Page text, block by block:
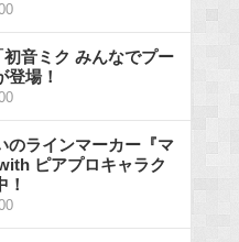
音ミク みんなでプー
登場！
のラインマーカー『マ
ピアプロキャラク
！